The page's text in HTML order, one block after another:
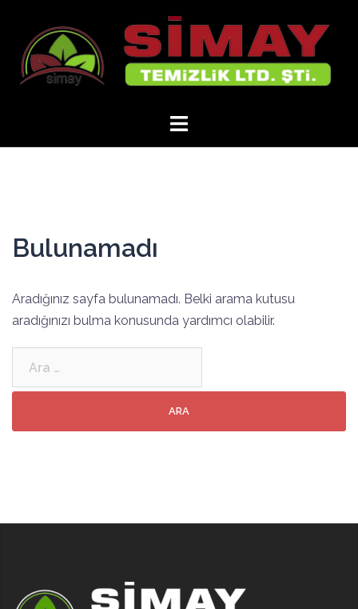
Bulunamadı
Aradığınız sayfa bulunamadı. Belki arama kutusu
aradığınızı bulma konusunda yardımcı olabilir.